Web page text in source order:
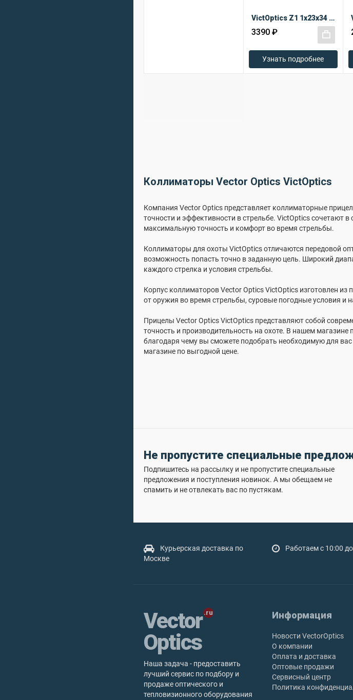
VictOptics Z1 1x23x34 Dovetail
3390 ₽
Узнать подробнее
Коллиматоры Vector Optics VictOptics
Компания Vector Optics представляет коллиматорные
точности и эффективности в стрельбе. VictOptics сочетают
максимальную точность и комфорт во время стрельбы.
Коллиматоры для охоты VictOptics отличаются передовой
возможность попасть точно в заданную цель. Широкий
каждого стрелка и условия стрельбы.
Корпус коллиматоров Vector Optics VictOptics изготовлен
от оружия во время стрельбы, суровые погодные условия и
Прицелы Vector Optics VictOptics представляют собой
точность и производительность на охоте. В нашем
благодаря чему вы сможете подобрать необходимую для
магазине по выгодной цене.
Не пропустите специальные
Подпишитесь на рассылку и не пропустите специальные
предложения и поступления новинок. А мы обещаем не
спамить и не отвлекать вас по пустякам.
Курьерская доставка по
Москве
Работаем с 10:00
Vector
Optics
Наша задача - предоставить
лучший сервис по подбору и
продаже оптического и
тепловизионного оборудования
Информация
Новости VectorOptics
О компании
Оплата и доставка
Оптовые продажи
Сервисный центр
Политика